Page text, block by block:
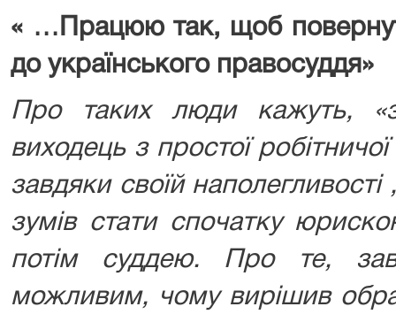
« …Працюю так, щоб
до українського правосуддя»
Про таких люди кажуть,
виходець з простої
завдяки своїй
зумів стати спочатку
потім суддею. Про те,
можливим, чому вирішив